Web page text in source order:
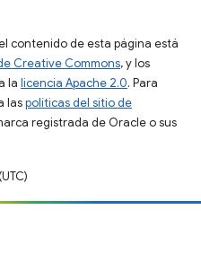
contenido de esta página está
Creative Commons, y los
la licencia Apache 2.0. Para
laspolíticas del sitio de
registrada de Oracle o sus